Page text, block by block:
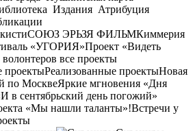
Издания Атрибуция
СОЮЗ ЭРЬЗЯ ФИЛЬМКиммерия
«УГОРИЯ»Проект «Видеть
все проекты
Реализованные проектыНовая
по МосквеЯркие мгновения «Дня
в сентябрьский день погожий»
«Мы нашли таланты»!Встречи у